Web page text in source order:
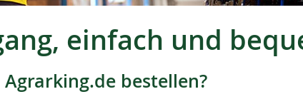
einfach und
bestellen?